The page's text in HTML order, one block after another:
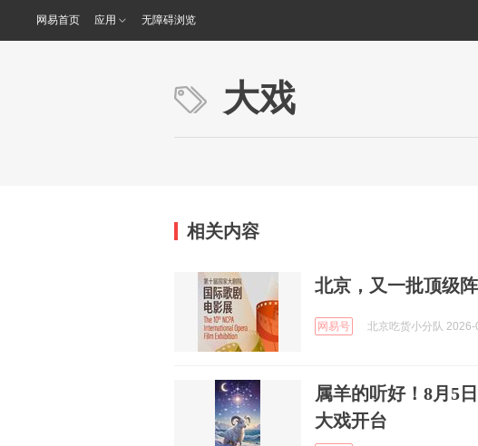
网易首页 应用 无障碍浏览
大戏
相关内容
北京，又一批顶级
网易号 北京吃货小分队 2026-
属羊的听好！8月5
大戏开台